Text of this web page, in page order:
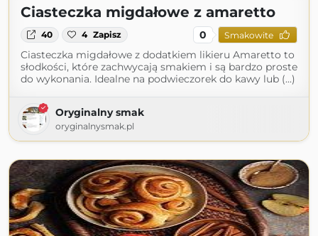
Ciasteczka migdałowe z amaretto
40 4 Zapisz 0 Smakowite
Ciasteczka migdałowe z dodatkiem likieru Amaretto to
słodkości, które zachwycają smakiem i są bardzo proste
do wykonania. Idealne na podwieczorek do kawy lub (...)
Oryginalny smak
oryginalnysmak.pl